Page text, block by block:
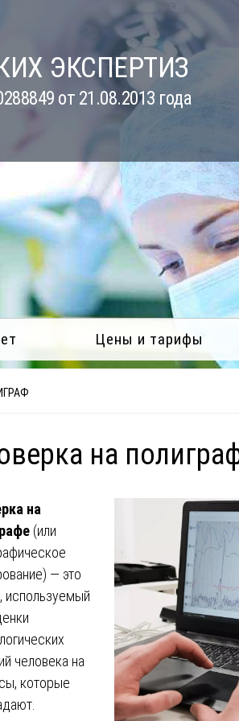
ЭКСПЕРТИЗ
от 21.08.2013 года
Цены и тарифы
на
на
(или
— это
используемый
человека на
которые